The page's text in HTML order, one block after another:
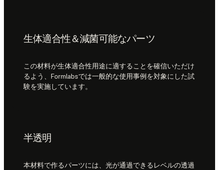
生体適合性＆減菌可能なパーツ
この材料が生体適合性用途に適することを確信いただけ
るよう、Formlabsでは一般的な使用事例を対象にした試
験を実施しています。
半透明
本材料で作るパーツには、光が通過できるレベルの透過